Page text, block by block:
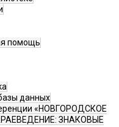
помощь
данных
«НОВГОРОДСКОЕ
ЗНАКОВЫЕ